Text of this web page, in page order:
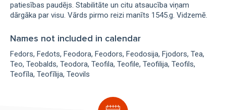
patiesības paudējs. Stabilitāte un citu atsaucība viņam
dārgāka par visu. Vārds pirmo reizi manīts 1545.g. Vidzemē.
Names not included in calendar
Fedors Fedots Feodora Feodors Feodosija Fjodors Tea
Teo Teobalds Teodora Teofila Teofile Teofilija Teofils
Teofīla Teofīlija Teovils